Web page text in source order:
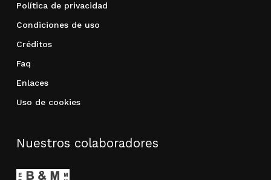
Política de privacidad
Condiciones de uso
Créditos
Faq
Enlaces
Uso de cookies
Nuestros colaboradores